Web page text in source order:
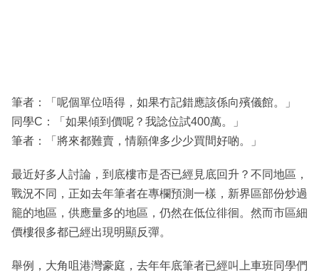
筆者：「呢個單位唔得，如果冇記錯應該係向殯儀館。」
同學C：「如果傾到價呢？我諗位試400萬。」
筆者：「將來都難賣，情願俾多少少買間好啲。」
最近好多人討論，到底樓市是否已經見底回升？不同地區，
戰況不同，正如去年筆者在專欄預測一樣，新界區部份炒過
籠的地區，供應量多的地區，仍然在低位徘徊。然而市區細
價樓很多都已經出現明顯反彈。
舉例，大角咀港灣豪庭，去年年底筆者已經叫上車班同學們